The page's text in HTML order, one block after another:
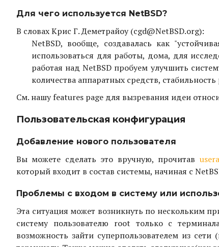
Для чего используется NetBSD?
В словах Крис Г. Деметрайоу (cgd@NetBSD.org):
NetBSD, вообще, создавалась как
использоваться для работы, дома, для
работая над NetBSD пробуем улучшить
количества аппаратных средств,
См. нашу features page для вызревания идеи
Пользовательская конфигурация
Добавление нового пользователя
Вы можете сделать это вручную, прочитав
который входит в состав системы, начиная с
Проблемы с входом в систему или
Эта ситуация может возникнуть по нескольким
систему пользователю root только с
возможность зайти суперпользователем из